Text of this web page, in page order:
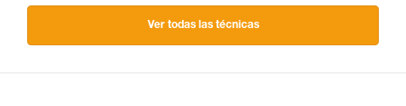
Ver todas las técnicas